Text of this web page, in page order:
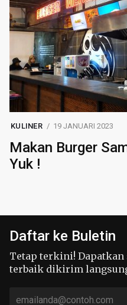
KULINER 19 JANUARI 2023
Makan Burger
Yuk !
Daftar ke Buletin
Tetap terkini!
terbaik dikirim